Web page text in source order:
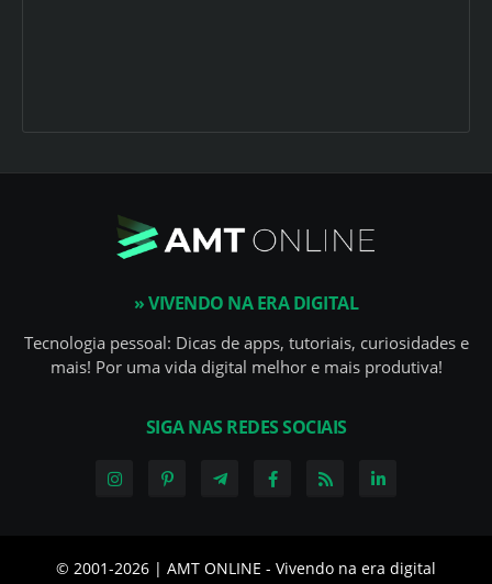
» VIVENDO NA ERA DIGITAL
Tecnologia pessoal: Dicas de apps, tutoriais, curiosidades e
mais! Por uma vida digital melhor e mais produtiva!
SIGA NAS REDES SOCIAIS
© 2001-2026 | AMT ONLINE - Vivendo na era digital